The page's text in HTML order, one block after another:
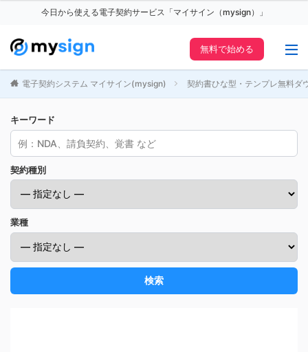
今日から使える電子契約サービス「マイサイン（mysign）」
無料で始める
電子契約システム マイサイン(mysign) 契約書ひな型・テンプレ無料ダ
キーワード
契約種別
業種
検索